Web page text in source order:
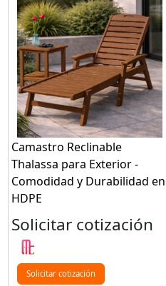
Camastro Reclinable
Thalassa para Exterior -
Comodidad y Durabilidad en
HDPE
Solicitar cotización
Solicitar cotización